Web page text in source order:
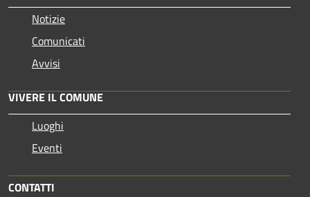
Notizie
Comunicati
Avvisi
VIVERE IL COMUNE
Luoghi
Eventi
CONTATTI